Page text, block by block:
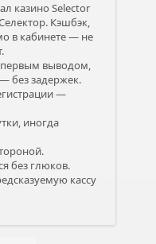
казино Selector
Кэшбэк,
в кабинете — не
выводом,
без задержек.
—
иногда
без глюков.
кассу